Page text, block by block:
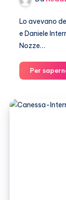
Lo avevano
e Daniele
Nozze…
Per